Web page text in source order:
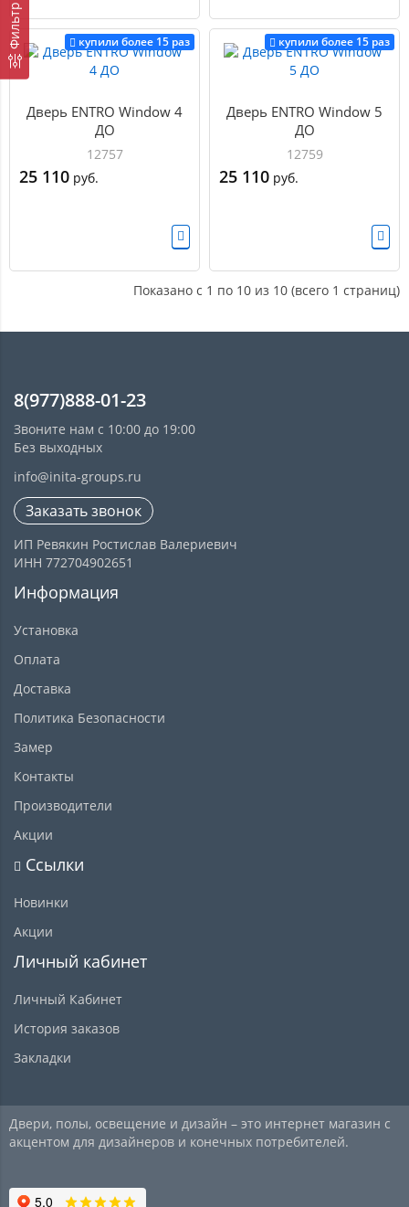
Фильтр купили более 15 раз
Дверь ENTRO Window 4
ДО
12757
25 110 руб.
купили более 15 раз
Дверь ENTRO Window 5
ДО
12759
25 110 руб.
Показано с 1 по 10 из 10 (всего 1 страниц)
8(977)888-01-23
Звоните нам с 10:00 до 19:00
Без выходных
info@inita-groups.ru
Заказать звонок
ИП Ревякин Ростислав Валериевич
ИНН 772704902651
Информация
Установка
Оплата
Доставка
Политика Безопасности
Замер
Контакты
Производители
Акции
Ссылки
Новинки
Акции
Личный кабинет
Личный Кабинет
История заказов
Закладки
Двери, полы, освещение и дизайн – это интернет магазин с
акцентом для дизайнеров и конечных потребителей.